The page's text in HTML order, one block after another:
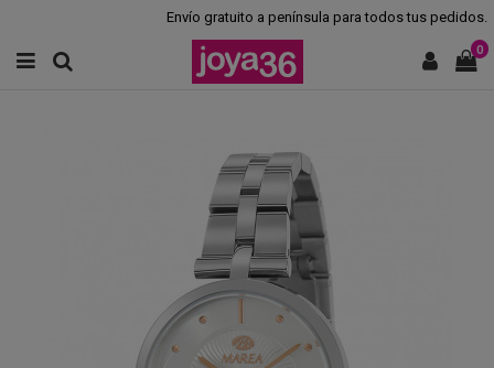
Envío gratuito a península para todos tus pedidos.
0